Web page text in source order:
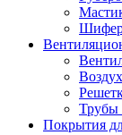
Трубы
Покрытия